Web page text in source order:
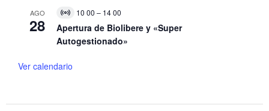
AGO
28
V
i
t
a
e
10 00 – 14 00
Apertura de Biolibere y «Super
Autogestionado»
Ver calendario